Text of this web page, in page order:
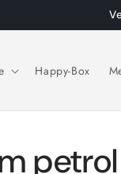
Happy-Box